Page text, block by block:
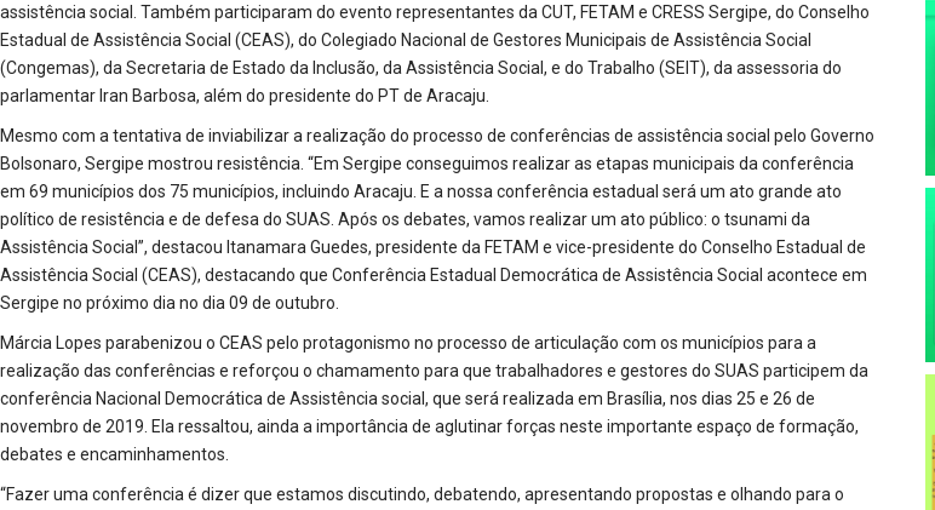
assistência social. Também participaram do evento representantes da CUT, FETAM e CRESS Sergipe, do Conselho
Estadual de Assistência Social (CEAS), do Colegiado Nacional de Gestores Municipais de Assistência Social
(Congemas), da Secretaria de Estado da Inclusão, da Assistência Social, e do Trabalho (SEIT), da assessoria do
parlamentar Iran Barbosa, além do presidente do PT de Aracaju.
Mesmo com a tentativa de inviabilizar a realização do processo de conferências de assistência social pelo Governo
Bolsonaro, Sergipe mostrou resistência. “Em Sergipe conseguimos realizar as etapas municipais da conferência
em 69 municípios dos 75 municípios, incluindo Aracaju. E a nossa conferência estadual será um ato grande ato
político de resistência e de defesa do SUAS. Após os debates, vamos realizar um ato público: o tsunami da
Assistência Social”, destacou Itanamara Guedes, presidente da FETAM e vice-presidente do Conselho Estadual de
Assistência Social (CEAS), destacando que Conferência Estadual Democrática de Assistência Social acontece em
Sergipe no próximo dia no dia 09 de outubro.
Márcia Lopes parabenizou o CEAS pelo protagonismo no processo de articulação com os municípios para a
realização das conferências e reforçou o chamamento para que trabalhadores e gestores do SUAS participem da
conferência Nacional Democrática de Assistência social, que será realizada em Brasília, nos dias 25 e 26 de
novembro de 2019. Ela ressaltou, ainda a importância de aglutinar forças neste importante espaço de formação,
debates e encaminhamentos.
“Fazer uma conferência é dizer que estamos discutindo, debatendo, apresentando propostas e olhando para o